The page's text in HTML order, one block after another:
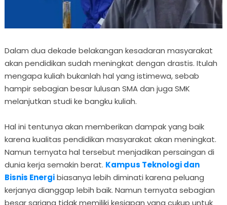
Dalam dua dekade belakangan kesadaran masyarakat
akan pendidikan sudah meningkat dengan drastis. Itulah
mengapa kuliah bukanlah hal yang istimewa, sebab
hampir sebagian besar lulusan SMA dan juga SMK
melanjutkan studi ke bangku kuliah.
Hal ini tentunya akan memberikan dampak yang baik
karena kualitas pendidikan masyarakat akan meningkat.
Namun ternyata hal tersebut menjadikan persaingan di
dunia kerja semakin berat. Kampus Teknologi dan
Bisnis Energibiasanya lebih diminati karena peluang
kerjanya dianggap lebih baik. Namun ternyata sebagian
besar sarjana tidak memiliki kesiapan yang cukup untuk